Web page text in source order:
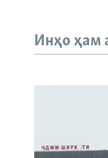
Инҳо ҳам